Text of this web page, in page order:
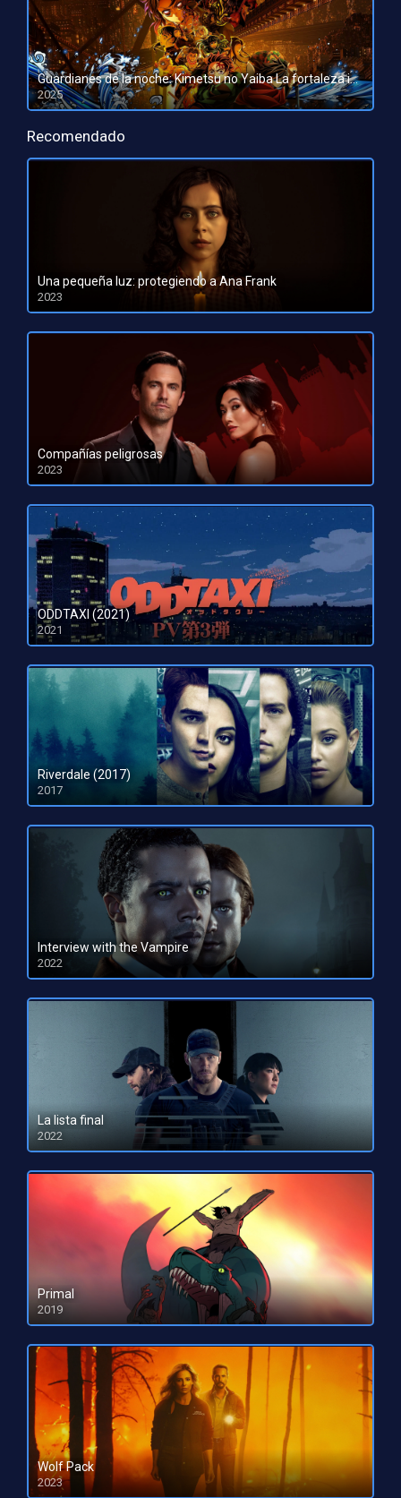
Guardianes de la noche: Kimetsu no Yaiba La fortaleza infinita
2025
HD 1080pHD 720p
Recomendado
Una pequeña luz: protegiendo a Ana Frank
2023
HD 1080pHD 720p
Compañías peligrosas
2023
HD 1080pHD 720p
ODDTAXI (2021)
2021
Riverdale (2017)
2017
Interview with the Vampire
2022
HD 1080pHD 720p
La lista final
2022
HD 1080pHD 720p
Primal
2019
HD 1080pHD 720p
Wolf Pack
2023
HD 1080pHD 720p